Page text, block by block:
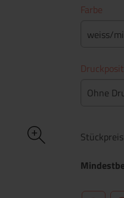
Farbe
weiss/
Ohne
Stückpreis